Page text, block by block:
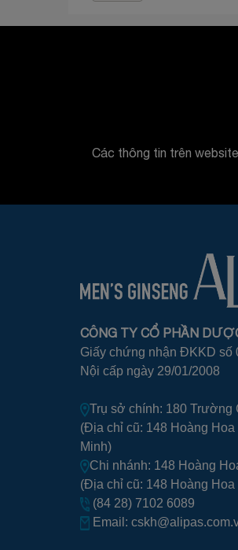
Các thông tin trên
CÔNG TY CỔ PHẦN
Giấy chứng nhận ĐKKD số
Nội cấp ngày 29/01/2008
Trụ sở chính: 180 Trường
(Địa chỉ cũ: 148 Hoàng
Minh)
Chi nhánh: 148 Hoàng
(Địa chỉ cũ: 148 Hoàng Hoa
(84 28) 7102 6089
Email: